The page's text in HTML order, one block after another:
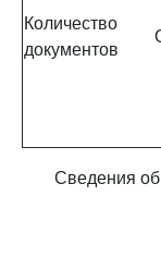
Количество
документов
Сведения